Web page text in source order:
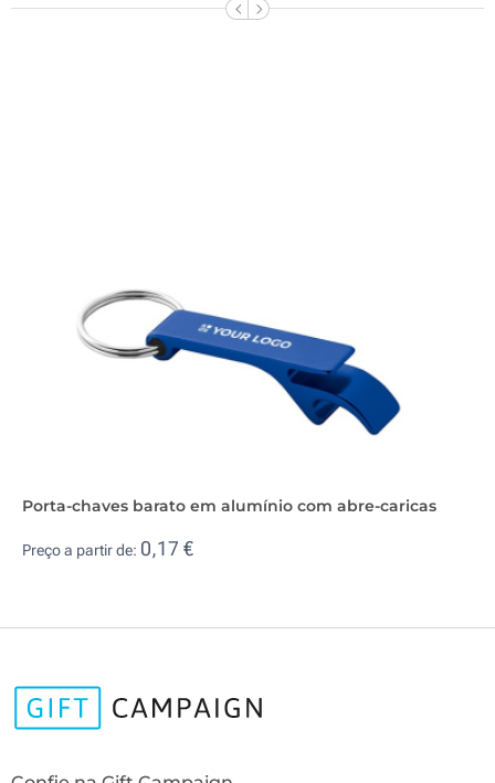
Porta-chaves barato em alumínio com abre-caricas
Preço a partir de: 0,17 €